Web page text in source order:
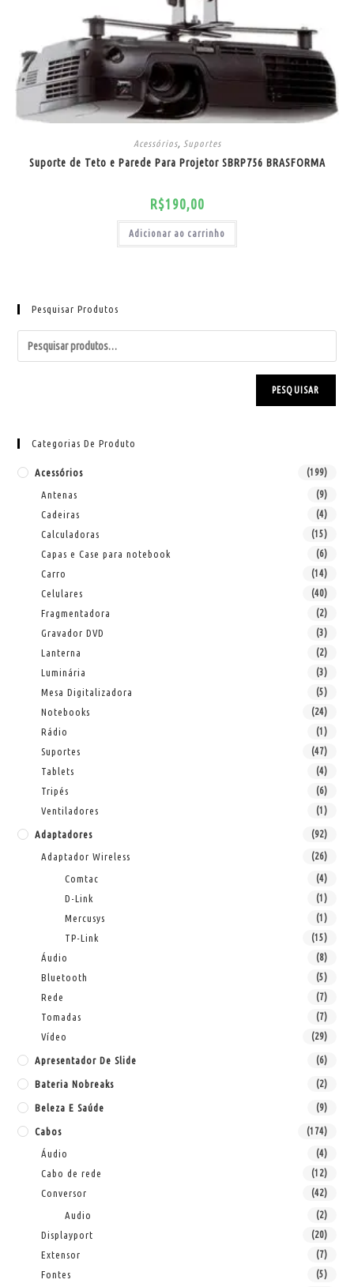
Acessórios, Suportes
Suporte de Teto e Parede Para Projetor SBRP756 BRASFORMA
R$190,00
Adicionar ao carrinho
Pesquisar Produtos
PESQUISAR
Categorias De Produto
Acessórios (199)
Antenas (9)
Cadeiras (4)
Calculadoras (15)
Capas e Case para notebook (6)
Carro (14)
Celulares (40)
Fragmentadora (2)
Gravador DVD (3)
Lanterna (2)
Luminária (3)
Mesa Digitalizadora (5)
Notebooks (24)
Rádio (1)
Suportes (47)
Tablets (4)
Tripés (6)
Ventiladores (1)
Adaptadores (92)
Adaptador Wireless (26)
Comtac (4)
D-Link (1)
Mercusys (1)
TP-Link (15)
Áudio (8)
Bluetooth (5)
Rede (7)
Tomadas (7)
Vídeo (29)
Apresentador De Slide (6)
Bateria Nobreaks (2)
Beleza E Saúde (9)
Cabos (174)
Áudio (4)
Cabo de rede (12)
Conversor (42)
Audio (2)
Displayport (20)
Extensor (7)
Fontes (5)